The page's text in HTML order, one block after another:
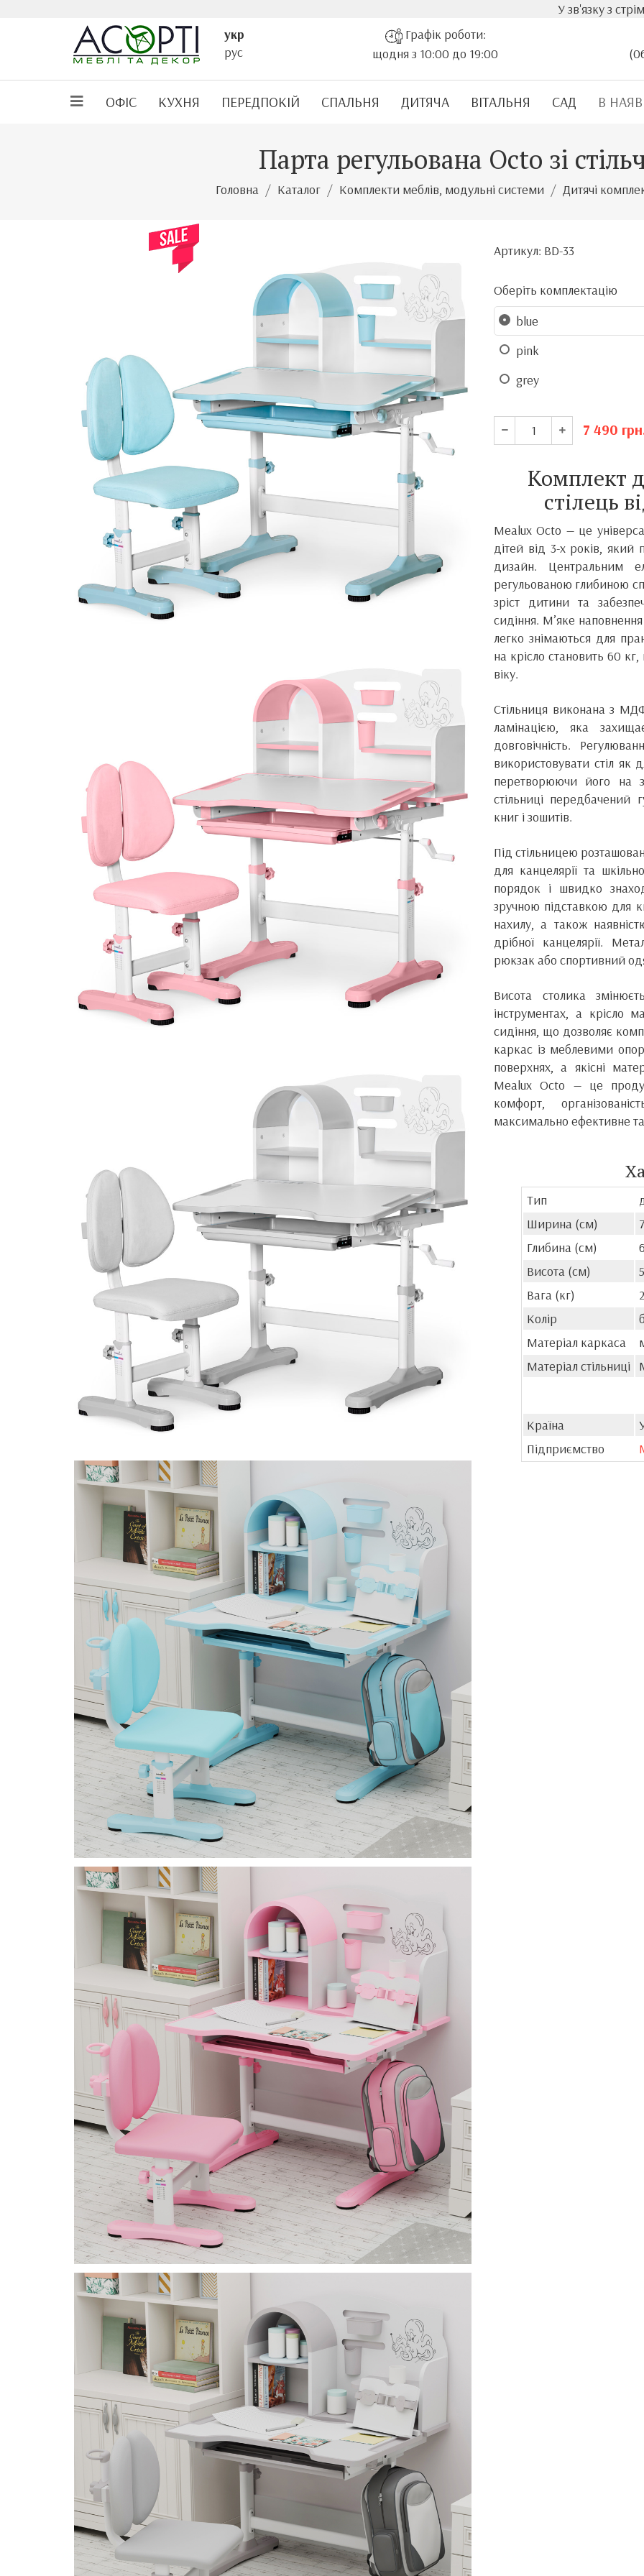
У зв'язку з стрімким
укр
рус
Графік роботи:
щодня з 10:00 до 19:00
ОФІС КУХНЯ ПЕРЕДПОКІЙ СПАЛЬНЯ ДИТЯЧА ВІТАЛЬНЯ САД В
Парта регульована Octo зі
Головна Каталог Комплекти меблів, модульні системи Дитячі
Артикул: BD-33
Оберіть комплектацію
blue
pink
grey
7 490
Комплект
стілець
Mealux Octo — це
дітей від 3-х років, який
дизайн. Центральним
регульованою глибиною
зріст дитини та
сидіння. М’яке
легко знімаються для
на крісло становить 60
віку.
Стільниця виконана з
ламінацією, яка
довговічність.
використовувати стіл
перетворюючи його на
стільниці передбачений
книг і зошитів.
Під стільницею
для канцелярії та
порядок і швидко
зручною підставкою для
нахилу, а також
дрібної канцелярії.
рюкзак або спортивний
Висота столика
інструментах, а крісло
сидіння, що дозволяє
каркас із меблевими
поверхнях, а якісні
Mealux Octo — це
комфорт,
максимально ефективне
Тип
Ширина (см)
Глибина (см)
Висота (см)
Вага (кг)
Колір
Матеріал каркаса
Матеріал стільниці
Країна
Підприємство